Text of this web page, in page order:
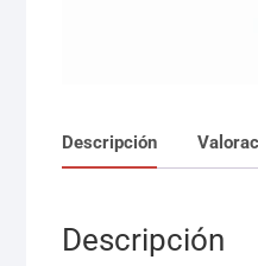
Descripción
Descripción